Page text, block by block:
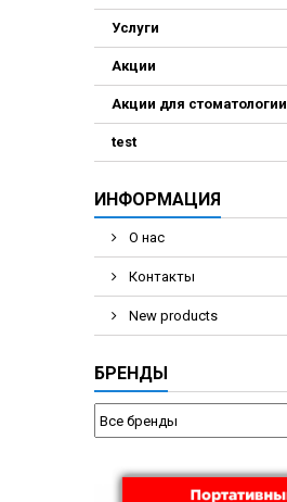
Услуги
Акции
Акции для стоматологии
test
ИНФОРМАЦИЯ
О нас
Контакты
New products
БРЕНДЫ